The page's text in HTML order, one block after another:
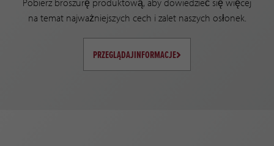
na temat najważniejszych cech i zalet naszych osłonek.
PRZEGLĄDAJINFORMACJE